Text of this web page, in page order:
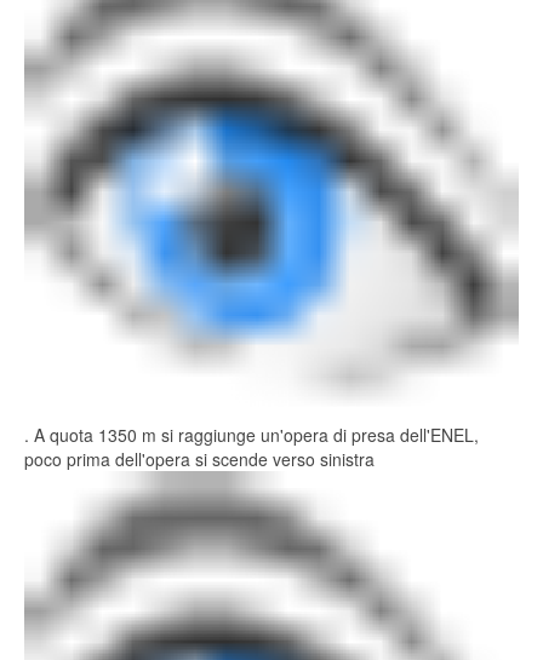
. A quota 1350 m si raggiunge un'opera di presa dell'ENEL,
poco prima dell'opera si scende verso sinistra